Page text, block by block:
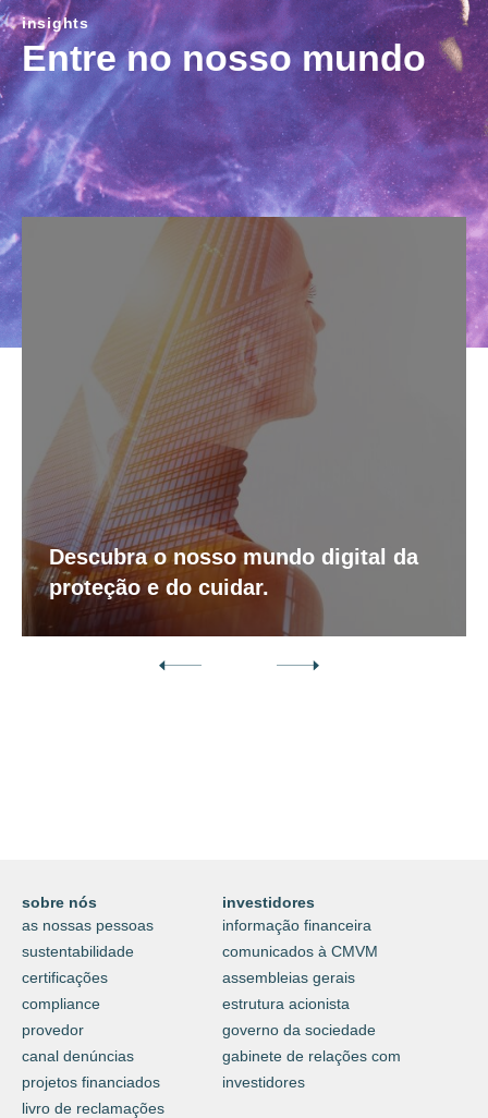
insights
Entre no nosso mundo
Descubra o nosso mundo digital da
proteção e do cuidar.
sobre nós
as nossas pessoas
sustentabilidade
certificações
compliance
provedor
canal denúncias
projetos financiados
livro de reclamações
investidores
informação financeira
comunicados à CMVM
assembleias gerais
estrutura acionista
governo da sociedade
gabinete de relações com
investidores